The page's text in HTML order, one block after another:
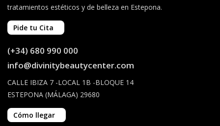
tratamientos estéticos y de belleza en Estepona.
Pide tu Cita
(+34) 680 990 000
info@divinitybeautycenter.com
CALLE IBIZA 7 -LOCAL 1B -BLOQUE 14
ESTEPONA (MÁLAGA) 29680
Cómo llegar